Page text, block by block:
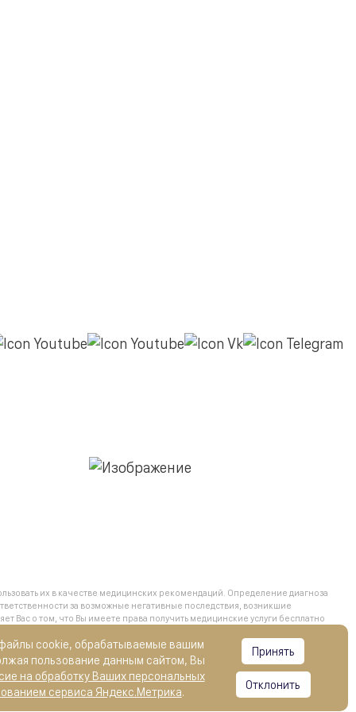
их в качестве медицинских рекомендаций. Определение диагноза
за возможные негативные последствия, возникшие
о том, что Вы имеете права получить медицинские услуги бесплатно
cookie, обрабатываемые вашим
пользование данным сайтом, Вы
на обработку Ваших персональных
сервиса Яндекс.Метрика.
Принять
Отклонить